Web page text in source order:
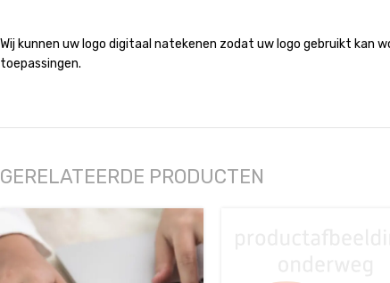
Wij kunnen uw logo digitaal natekenen zodat uw logo gebruikt
toepassingen.
GERELATEERDE PRODUCTEN